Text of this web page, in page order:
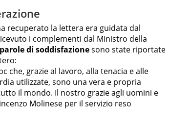
recuperato la lettera era guidata dal
i complementi dal Ministro della
parole di soddisfazionesono state riportate
che, grazie al lavoro, alla tenacia e alle
utilizzate, sono una vera e propria
il mondo. Il nostro grazie agli uomini e
Molinese per il servizio reso